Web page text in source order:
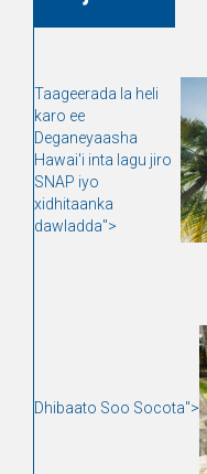
Taageerada la heli
karo ee
Deganeyaasha
Hawai'i inta lagu jiro
SNAP iyo
xidhitaanka
dawladda">
Dhibaato Soo Socota">